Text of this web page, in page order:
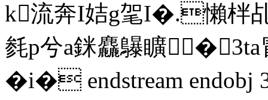
k流奔I姞g毠I�.懶柈
毵p兮a銤麤鸔矌�3ta
� i� endstream